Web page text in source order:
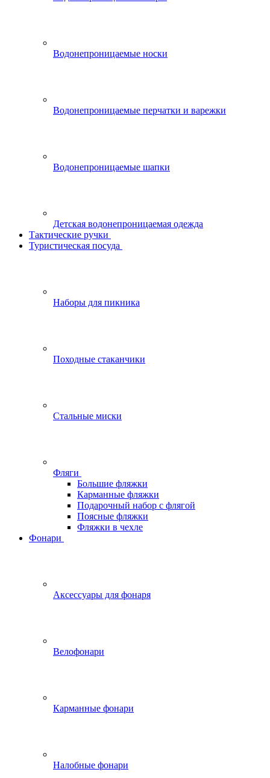
Водонепроницаемые носки
Водонепроницаемые перчатки и варежки
Водонепроницаемые шапки
Детская водонепроницаемая одежда
Тактические ручки
Туристическая посуда
Наборы для пикника
Походные стаканчики
Стальные миски
Фляги
Большие фляжки
Карманные фляжки
Подарочный набор с флягой
Поясные фляжки
Фляжки в чехле
Фонари
Аксессуары для фонаря
Велофонари
Карманные фонари
Налобные фонари